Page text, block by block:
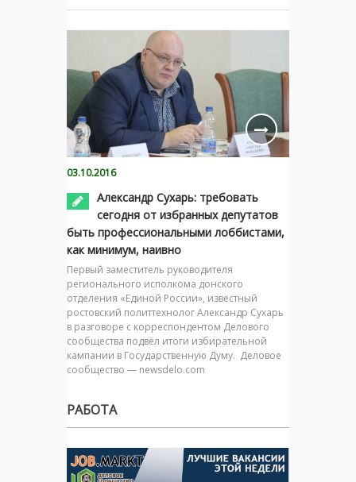
03.10.2016
Александр Сухарь: требовать
сегодня от избранных депутатов
быть профессиональными лоббистами,
как минимум, наивно
Первый заместитель руководителя
регионального исполкома донского
отделения «Единой России», известный
ростовский политтехнолог Александр Сухарь
в разговоре с корреспондентом Делового
сообщества подвёл итоги избирательной
кампании в Государственную Думу. Деловое
сообщество — newsdelo.com
РАБОТА